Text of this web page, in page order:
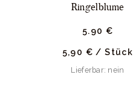
Ringelblume
5.90 €
5,90 € /Stück
Lieferbar: nein